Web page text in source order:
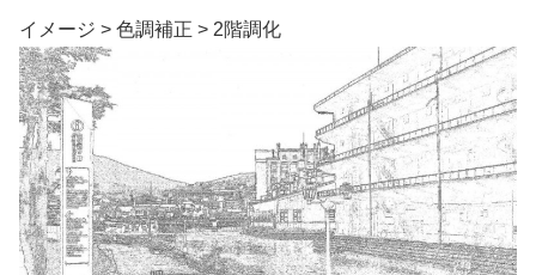
イメージ > 色調補正 > 2階調化